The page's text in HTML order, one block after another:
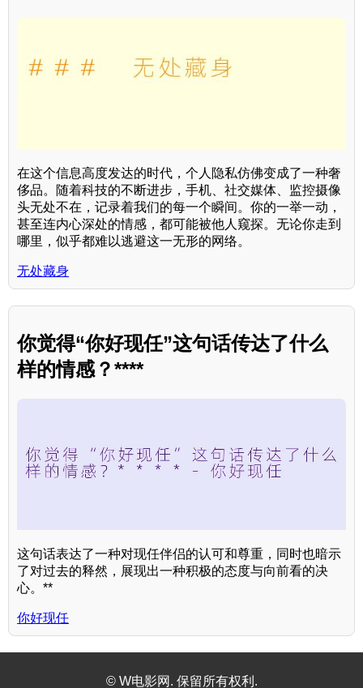
在这个信息高度发达的时代，个人隐私仿佛变成了一种奢
侈品。随着科技的不断进步，手机、社交媒体、监控摄像
头无处不在，记录着我们的每一个瞬间。你的一举一动，
甚至连内心深处的情感，都可能被他人窥探。无论你走到
哪里，似乎都难以逃避这一无形的网络。
无处藏身
你觉得“你好现任”这句话传达了什么
样的情感？****
这句话表达了一种对现任伴侣的认可和尊重，同时也暗示
了对过去的释然，展现出一种积极的态度与向前看的决
心。**
你好现任
© W电影网. 保留所有权利.